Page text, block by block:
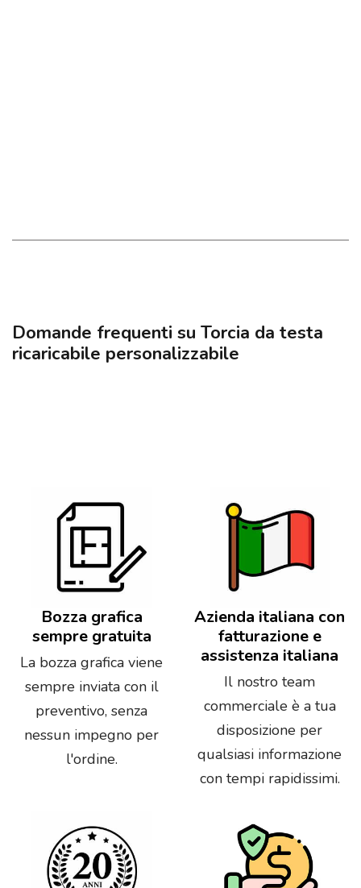
Domande frequenti su Torcia da testa
ricaricabile personalizzabile
Bozza grafica
sempre gratuita
La bozza grafica viene
sempre inviata con il
preventivo, senza
nessun impegno per
l'ordine.
Azienda italiana con
fatturazione e
assistenza italiana
Il nostro team
commerciale è a tua
disposizione per
qualsiasi informazione
con tempi rapidissimi.